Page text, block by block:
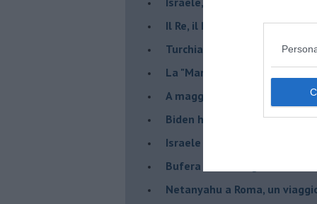
Il Re, il Primo Ministro, il
Turchia al voto, Erdogan in
La "Marcia dei vivi" per non
A maggio le urne
Biden ha fatto infuriare la
Israele rischia una guerra civile
Bufera sull'immigrazione
Netanyahu a Roma, un